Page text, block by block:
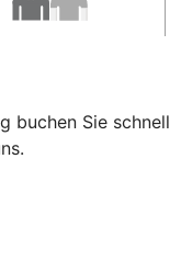
buchen Sie schnell